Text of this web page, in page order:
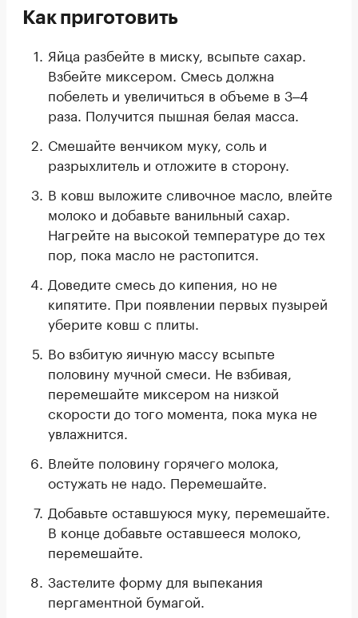
Как приготовить
Яйца разбейте в миску, всыпьте сахар.
Взбейте миксером. Смесь должна
побелеть и увеличиться в объеме в 3‒4
раза. Получится пышная белая масса.
Смешайте венчиком муку, соль и
разрыхлитель и отложите в сторону.
В ковш выложите сливочное масло, влейте
молоко и добавьте ванильный сахар.
Нагрейте на высокой температуре до тех
пор, пока масло не растопится.
Доведите смесь до кипения, но не
кипятите. При появлении первых пузырей
уберите ковш с плиты.
Во взбитую яичную массу всыпьте
половину мучной смеси. Не взбивая,
перемешайте миксером на низкой
скорости до того момента, пока мука не
увлажнится.
Влейте половину горячего молока,
остужать не надо. Перемешайте.
Добавьте оставшуюся муку, перемешайте.
В конце добавьте оставшееся молоко,
перемешайте.
Застелите форму для выпекания
пергаментной бумагой.